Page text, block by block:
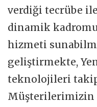
verdiği tecrübe
dinamik
hizmeti
geliştirmekte,
teknolojileri
Müşterilerimizin